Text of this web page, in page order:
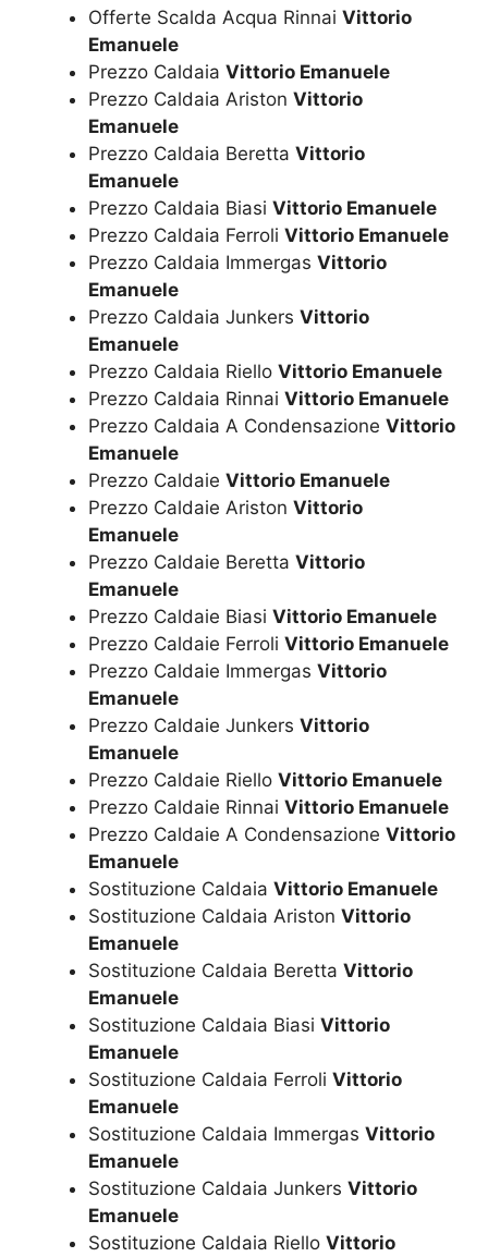
Offerte Scalda Acqua Rinnai Vittorio
Emanuele
Prezzo Caldaia Vittorio Emanuele
Prezzo Caldaia Ariston Vittorio
Emanuele
Prezzo Caldaia Beretta Vittorio
Emanuele
Prezzo Caldaia Biasi Vittorio Emanuele
Prezzo Caldaia Ferroli Vittorio Emanuele
Prezzo Caldaia Immergas Vittorio
Emanuele
Prezzo Caldaia Junkers Vittorio
Emanuele
Prezzo Caldaia Riello Vittorio Emanuele
Prezzo Caldaia Rinnai Vittorio Emanuele
Prezzo Caldaia A Condensazione Vittorio
Emanuele
Prezzo Caldaie Vittorio Emanuele
Prezzo Caldaie Ariston Vittorio
Emanuele
Prezzo Caldaie Beretta Vittorio
Emanuele
Prezzo Caldaie Biasi Vittorio Emanuele
Prezzo Caldaie Ferroli Vittorio Emanuele
Prezzo Caldaie Immergas Vittorio
Emanuele
Prezzo Caldaie Junkers Vittorio
Emanuele
Prezzo Caldaie Riello Vittorio Emanuele
Prezzo Caldaie Rinnai Vittorio Emanuele
Prezzo Caldaie A Condensazione Vittorio
Emanuele
Sostituzione Caldaia Vittorio Emanuele
Sostituzione Caldaia Ariston Vittorio
Emanuele
Sostituzione Caldaia Beretta Vittorio
Emanuele
Sostituzione Caldaia Biasi Vittorio
Emanuele
Sostituzione Caldaia Ferroli Vittorio
Emanuele
Sostituzione Caldaia Immergas Vittorio
Emanuele
Sostituzione Caldaia Junkers Vittorio
Emanuele
Sostituzione Caldaia Riello Vittorio